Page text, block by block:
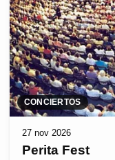
CONCIERTOS
27 nov 2026
Perita Fest